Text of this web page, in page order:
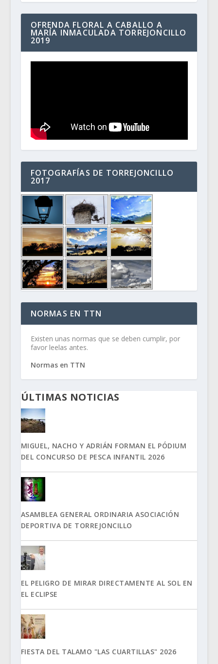
OFRENDA FLORAL A CABALLO A
MARÍA INMACULADA TORREJONCILLO
2019
FOTOGRAFÍAS DE TORREJONCILLO
2017
NORMAS EN TTN
Existen unas normas que se deben cumplir, por
favor leelas antes.
Normas en TTN
ÚLTIMAS NOTICIAS
MIGUEL, NACHO Y ADRIÁN FORMAN EL PÓDIUM
DEL CONCURSO DE PESCA INFANTIL 2026
ASAMBLEA GENERAL ORDINARIA ASOCIACIÓN
DEPORTIVA DE TORREJONCILLO
EL PELIGRO DE MIRAR DIRECTAMENTE AL SOL EN
EL ECLIPSE
FIESTA DEL TALAMO "LAS CUARTILLAS" 2026